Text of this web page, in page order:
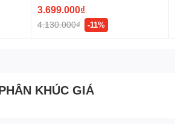
3.699.000₫
4.130.000₫ -11%
KHÚC GIÁ